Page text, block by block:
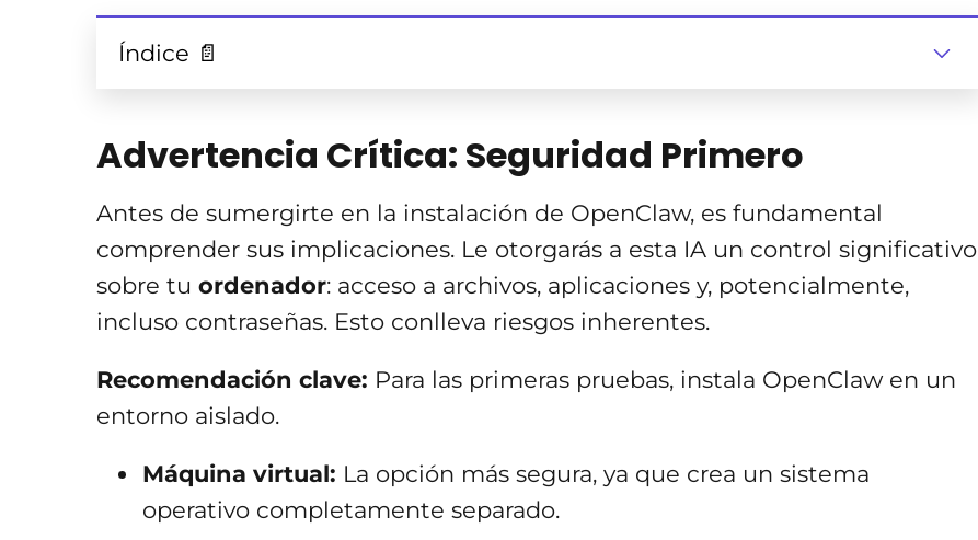
Índice 📄
Advertencia Crítica: Seguridad Primero
Antes de sumergirte en la instalación de OpenClaw, es fundamental
comprender sus implicaciones. Le otorgarás a esta IA un control significativo
sobre tu ordenador: acceso a archivos, aplicaciones y, potencialmente,
incluso contraseñas. Esto conlleva riesgos inherentes.
Recomendación clave: Para las primeras pruebas, instala OpenClaw en un
entorno aislado.
Máquina virtual: La opción más segura, ya que crea un sistema
operativo completamente separado.